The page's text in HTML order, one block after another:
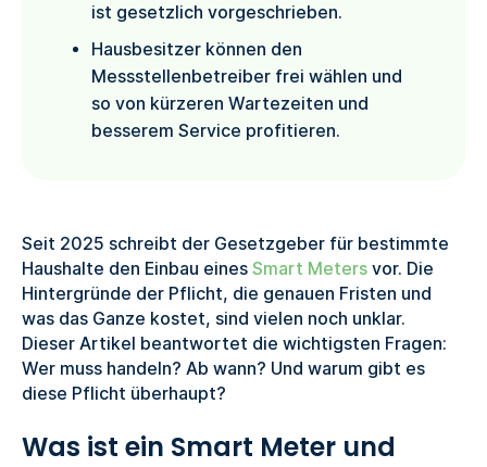
ist gesetzlich vorgeschrieben.
Hausbesitzer können den
Messstellenbetreiber frei wählen und
so von kürzeren Wartezeiten und
besserem Service profitieren.
Seit 2025 schreibt der Gesetzgeber für bestimmte
Haushalte den Einbau eines Smart Metersvor. Die
Hintergründe der Pflicht, die genauen Fristen und
was das Ganze kostet, sind vielen noch unklar.
Dieser Artikel beantwortet die wichtigsten Fragen:
Wer muss handeln? Ab wann? Und warum gibt es
diese Pflicht überhaupt?
Was ist ein Smart Meter und